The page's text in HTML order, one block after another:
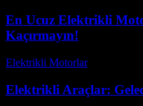
En Ucuz Elektrikli
Kaçırmayın!
Elektrikli Motorlar-
Elektrikli Araçlar: